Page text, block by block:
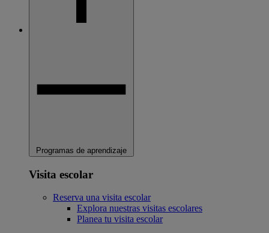
Programas de aprendizaje
Visita escolar
Reserva una visita escolar
Explora nuestras visitas escolares
Planea tu visita escolar